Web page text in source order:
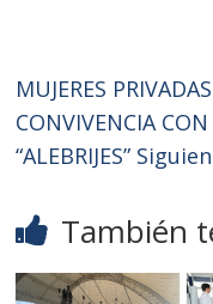
MUJERES
CONVIVENCIA
“ALEBRIJES”
También